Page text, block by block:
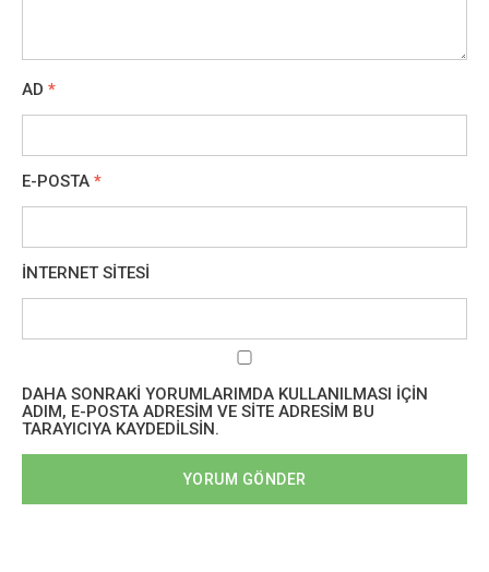
AD *
E-POSTA *
İNTERNET SITESI
DAHA SONRAKI YORUMLARIMDA KULLANILMASI IÇIN
ADIM, E-POSTA ADRESIM VE SITE ADRESIM BU
TARAYICIYA KAYDEDILSIN.